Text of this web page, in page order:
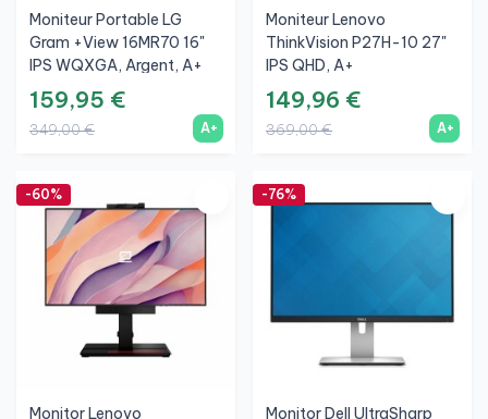
Moniteur Portable LG
Gram +view 16MR70 16"
IPS WQXGA, Argent, A+
159,95 €
349,00 € A+
Moniteur Lenovo
ThinkVision P27H-10 27"
IPS QHD, A+
149,96 €
369,00 € A+
-60%
Monitor Lenovo
-76%
Monitor Dell UltraSharp